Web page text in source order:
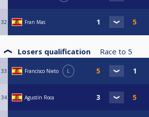
32 Fran Mas
Losers qualification Race to 5
33 Francisco Nieto L
34 Agustín Roca